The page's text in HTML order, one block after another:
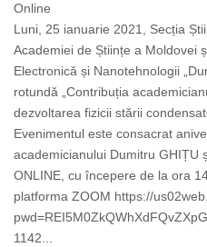
Online
Luni, 25 ianuarie 2021, Secția
Academiei de Științe a Moldovei
Electronică și Nanotehnologii
rotundă „Contribuția
dezvoltarea fizicii stării
Evenimentul este consacrat
academicianului Dumitru GHIȚU
ONLINE, cu începere de la ora
platforma ZOOM https://
1142...